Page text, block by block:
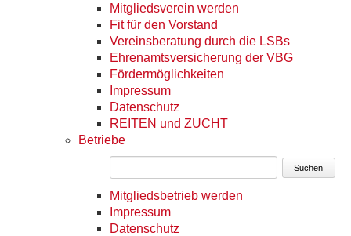
Mitgliedsverein werden
Fit für den Vorstand
Vereinsberatung durch die LSBs
Ehrenamtsversicherung der VBG
Fördermöglichkeiten
Impressum
Datenschutz
REITEN und ZUCHT
Betriebe
Suchen
Mitgliedsbetrieb werden
Impressum
Datenschutz